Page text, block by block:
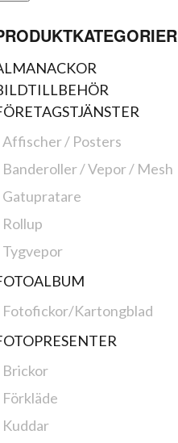
Affischer / Posters
Banderoller / Vepor / Mesh
Gatupratare
Rollup
Tygvepor
Fotofickor/Kartongblad
Brickor
Förkläde
Kuddar